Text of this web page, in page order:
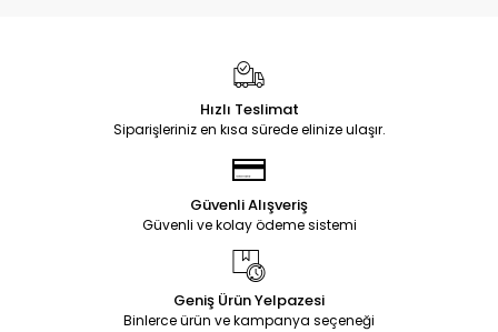
Hızlı Teslimat
Siparişleriniz en kısa sürede elinize ulaşır.
Güvenli Alışveriş
Güvenli ve kolay ödeme sistemi
Geniş Ürün Yelpazesi
Binlerce ürün ve kampanya seçeneği